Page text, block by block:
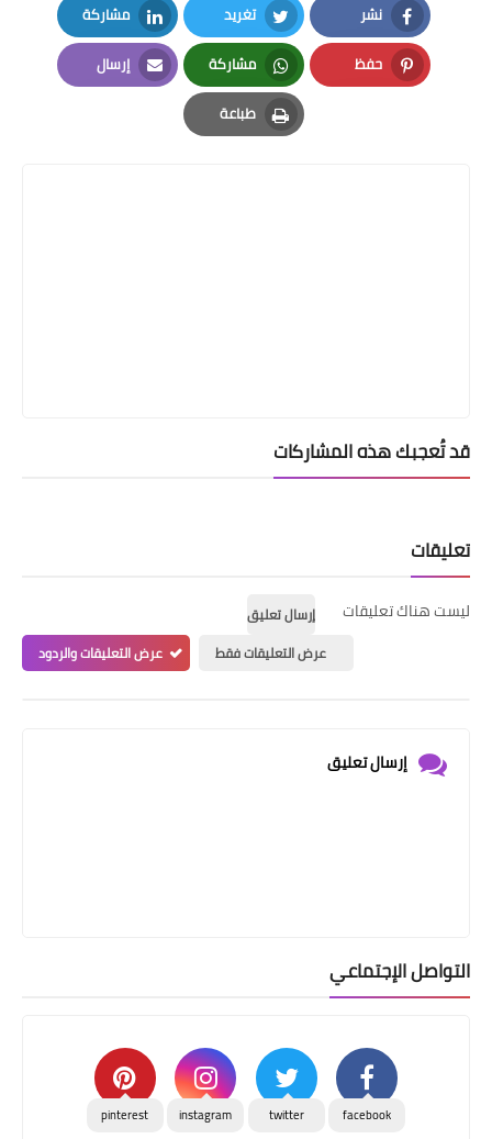
نشر
Facebook
تغريد
Twitter
مشاركة
LinkedIn
حفظ
Pinterest
مشاركة
Whatsapp
إرسال
Email
طباعة
Print
قد تُعجبك هذه المشاركات
تعليقات
ليست هناك تعليقات
إرسال تعليق
عرض التعليقات فقط
عرض التعليقات والردود
إرسال تعليق
التواصل الإجتماعي
facebook
twitter
instagram
pinterest